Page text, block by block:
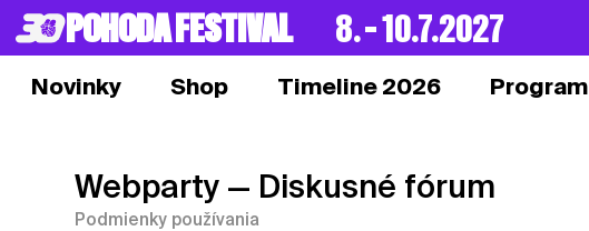
POHODA FESTIVAL 8. – 10.7.2027
Novinky Shop Timeline 2026 Program
Webparty — Diskusné fórum
Podmienky používania